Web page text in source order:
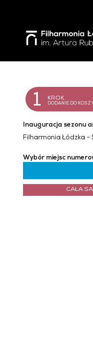
'
1 KROK
DODANIE DO
Inauguracja sezonu
Filharmonia Łódzka -
Wybór miejsc
CAŁA